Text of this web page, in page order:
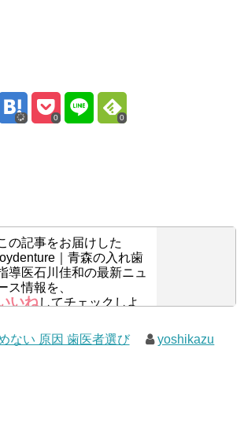
0 0
の記事をお届けした
｜青森の入れ歯
導医石川佳和の最新ニュ
ス情報を、
いねしてチェックしよ
ない 原因 歯医者選び
yoshikazu